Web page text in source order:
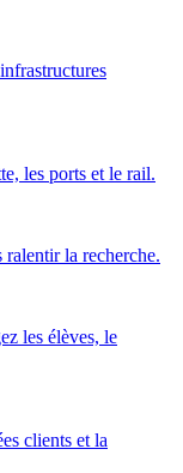
les ports et le rail.
ralentir la recherche.
les élèves, le
clients et la